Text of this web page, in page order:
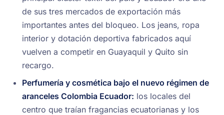
de sus tres mercados de exportación más
importantes antes del bloqueo. Los jeans, ropa
interior y dotación deportiva fabricados aquí
vuelven a competir en Guayaquil y Quito sin
recargo.
Perfumería y cosmética bajo el nuevo régimen de
aranceles Colombia Ecuador: los locales del
centro que traían fragancias ecuatorianas y los